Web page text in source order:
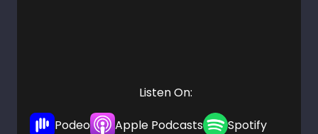
Listen On:
Podeo
Apple Podcasts
Spotify